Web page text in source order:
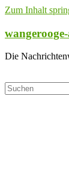
Zum Inhalt
Die